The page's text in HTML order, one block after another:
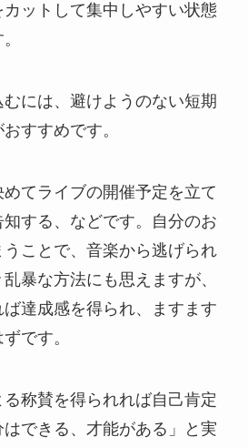
ットして集中しやすい状態
には、避けようのない短期
すすめです。
てライブの開催予定を立て
する、などです。自分のお
ことで、音楽から逃げられ
暴な方法にも思えますが、
達成感を得られ、ますます
です。
称賛を得られれば自己肯定
できる、才能がある」と実